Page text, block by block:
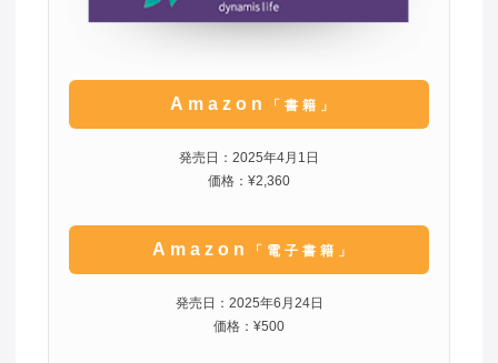
Amazon 「書籍」
発売日：2025年4月1日
価格：¥2,360
Amazon 「電子書籍」
発売日：2025年6月24日
価格：¥500